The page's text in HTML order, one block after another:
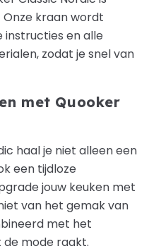
kraan wordt
en alle
zodat je snel van
met Quooker
haal je niet alleen een
een tijdloze
jouw keuken met
van het gemak van
met het
de mode raakt.